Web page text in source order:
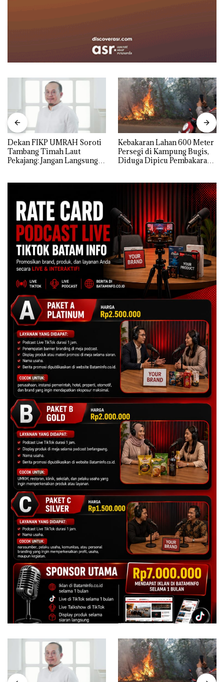
Dekan FIKP UMRAH Soroti
Tambang Timah Laut
Pekajang: Jangan Langsung
Kebakaran Lahan 600 Meter
Persegi di Kampung Bugis,
Diduga Dipicu Pembakaran